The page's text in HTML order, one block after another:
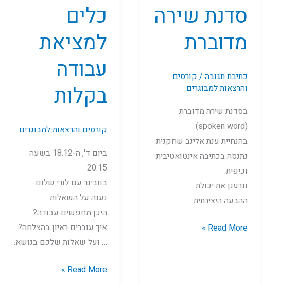
סדנת שירה
מדוברת
כתיבת תגובה / קורסים
והרצאות למבוגרים
בסדנת שירה מדוברת
(spoken word)
בהנחיית ענת אלינב שחקנית
נתנסה בכתיבה אינטואטיבית
וכיפית
ונרענן את יכולת
ההבעה היצירתית.
Read More »
כלים
למציאת
עבודה
בקלות
קורסים והרצאות למבוגרים
ביום ד', ה-18.12 בשעה
20:15
בוובינר עם לורי שלום
נענה על השאלות:
היכן מחפשים עבודה?
איך עוברים ראיון בהצלחה?
… ועל שאלות שלכם בנושא.
Read More »